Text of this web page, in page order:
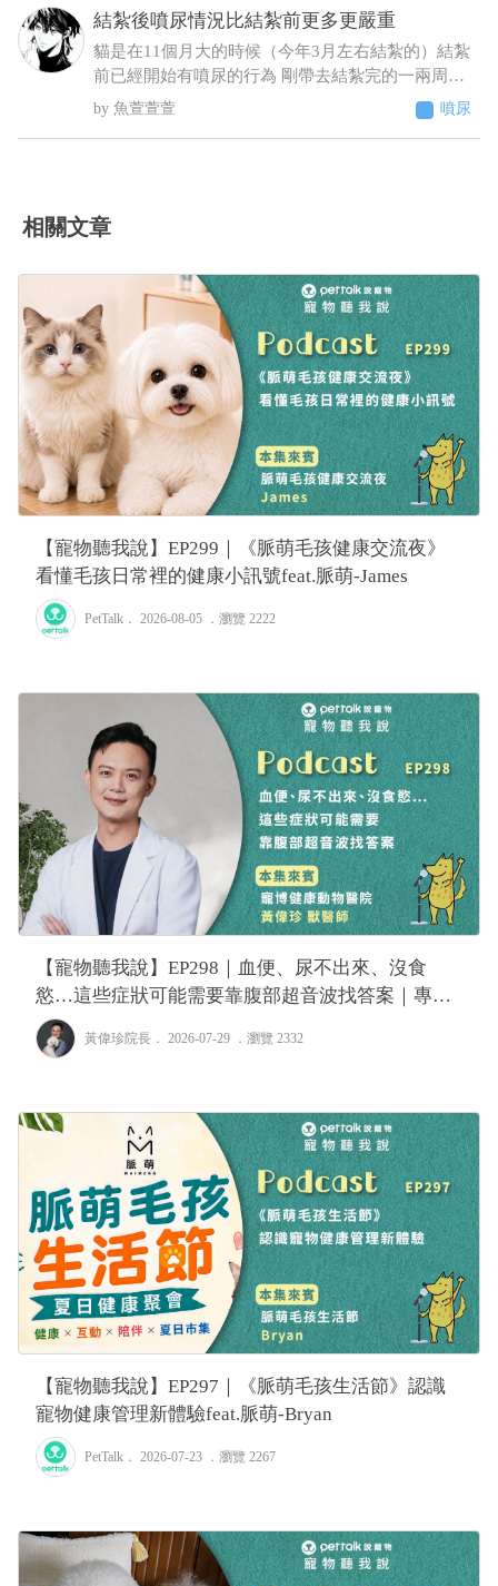
來！ 6／25下午帶去旅館指定的獸醫院看診 肛門觸
診完，醫生判斷潰瘍性結直腸炎，隨即打了制酸
劑，給了胃粘膜保護劑跟止瀉 7/2告知旅館回診血檢
期中這三項不正常BUN66/RBC9.13/ALT87，旅館改
口說不是他們的問題，沒證據足以判斷是馬陸造成
結紮後噴尿情況比結紮前更多更嚴重
貓是在11個月大的時候（今年3月左右結紮的）結紮
前已經開始有噴尿的行為 剛帶去結紮完的一兩周基
本沒噴尿 之後的時間經常噴尿 原先只是床旁邊的牆
壁 到後來床頭櫃、衣櫃、電腦螢幕、電腦主機 連在
情況該怎麼解決 被噴到很崩潰想送養了
魚萱萱萱 噴尿
相關文章
【寵物聽我說】EP299｜《脈萌毛孩健康交流夜》
看懂毛孩日常裡的健康小訊號feat.脈萌-James
PetTalk ． 2026-08-05 ． 瀏覽 2222
【寵物聽我說】EP298｜血便、尿不出來、沒食
慾…這些症狀可能需要靠腹部超音波找答案｜專業
獸醫—黃偉珍
黃偉珍院長 ． 2026-07-29 ． 瀏覽 2332
【寵物聽我說】EP297｜《脈萌毛孩生活節》認識
寵物健康管理新體驗feat.脈萌-Bryan
PetTalk ． 2026-07-23 ． 瀏覽 2267